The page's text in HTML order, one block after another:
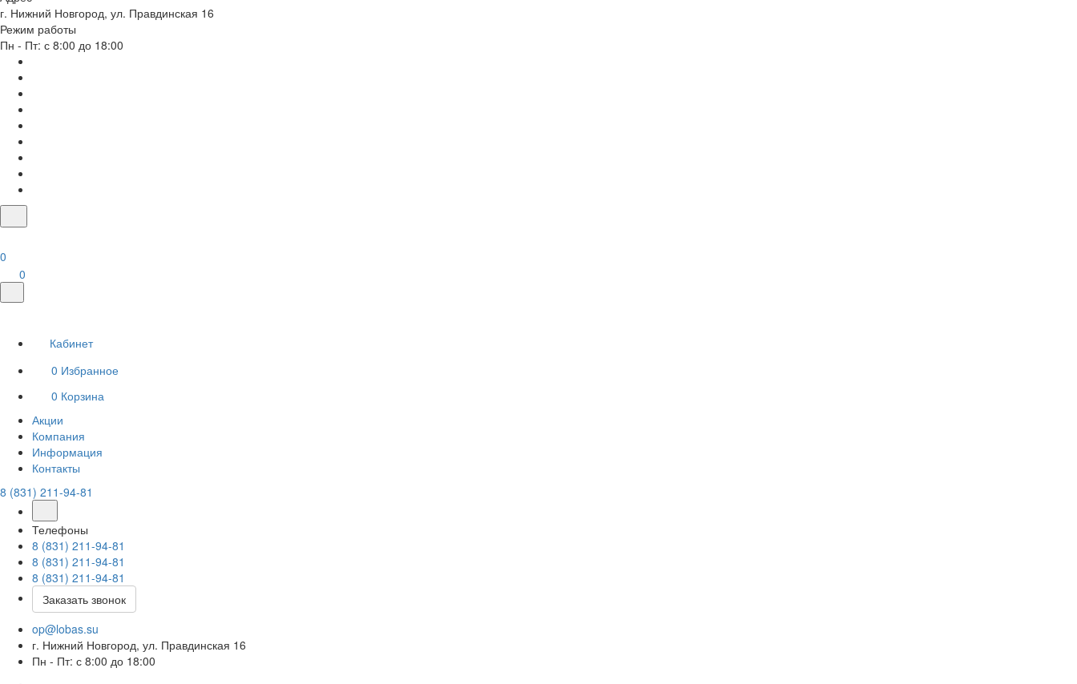
г. Нижний Новгород, ул. Правдинская 16
Режим работы
Пн - Пт: с 8:00 до 18:00
0
0
Кабинет
0 Избранное
0 Корзина
Акции
Компания
Информация
Контакты
8 (831) 211-94-81
Телефоны
8 (831) 211-94-81
8 (831) 211-94-81
8 (831) 211-94-81
Заказать звонок
op@lobas.su
г. Нижний Новгород, ул. Правдинская 16
Пн - Пт: с 8:00 до 18:00